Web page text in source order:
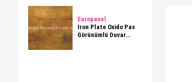
Europanel
Iron Plate Oxido Pas
Görünümlü Duvar